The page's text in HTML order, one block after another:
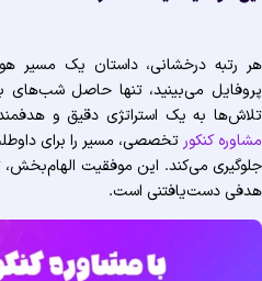
هر رتبه درخشانی، داستان یک مسیر
پروفایل می‌بینید، تنها حاصل شب‌های
تلاش‌ها به یک استراتژی دقیق و
مشاوره کنکور تخصصی، مسیر را برای
جلوگیری می‌کند. این موفقیت
هدفی دست‌یافتنی است.